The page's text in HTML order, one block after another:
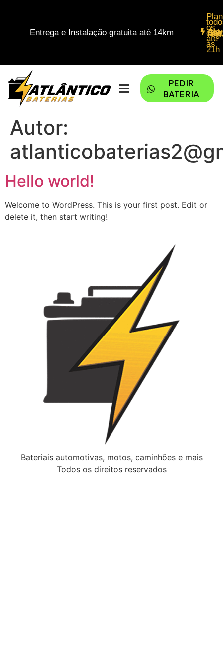
Entrega e Instalação gratuita até 14km os
dias
ate
às
21h
Atendimento em Balneário
PEDIR
BATERIA
Autor:
Hello world!
Welcome to WordPress. This is your first post. Edit or
delete it, then start writing!
Bateriais automotivas, motos, caminhões e mais
Todos os direitos reservados